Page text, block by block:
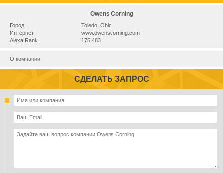
Owens Corning
Город
Toledo, Ohio
Интернет
www.owenscorning.com
Alexa Rank
175 483
О компании
СДЕЛАТЬ ЗАПРОС